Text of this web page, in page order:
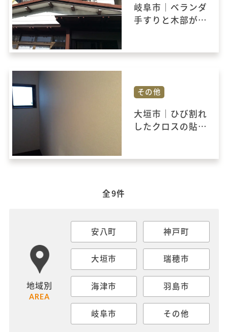
岐阜市｜ベランダ
手すりと木部が痛
承りました。
その他
大垣市｜ひび割れ
したクロスの貼り
ました。
全9件
地域別
AREA
安八町 神戸町
大垣市 瑞穂市
海津市 羽島市
岐阜市 その他